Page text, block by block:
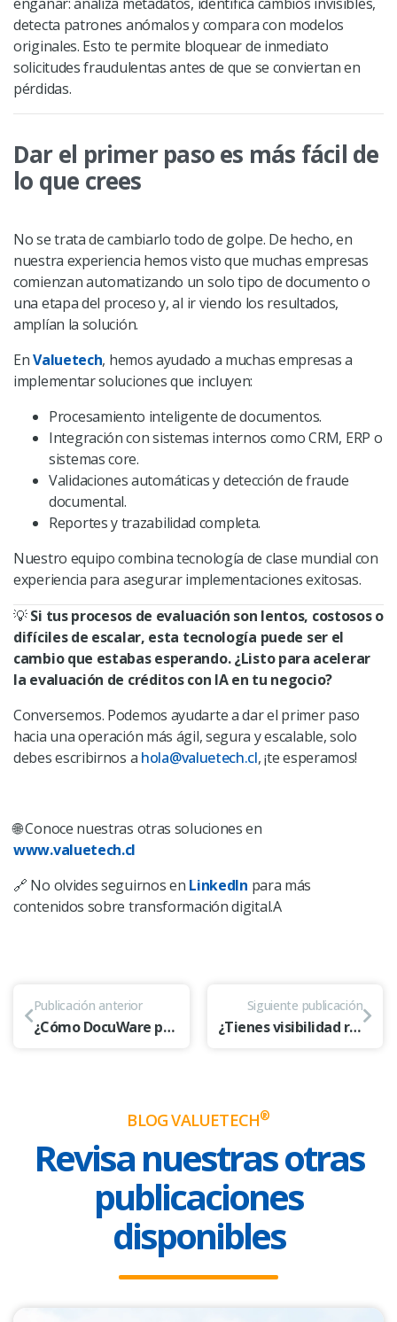
detecta patrones anómalos y compara con modelos
originales. Esto te permite bloquear de inmediato
solicitudes fraudulentas antes de que se conviertan en
pérdidas.
Dar el primer paso es más fácil de
lo que crees
No se trata de cambiarlo todo de golpe. De hecho, en
nuestra experiencia hemos visto que muchas empresas
comienzan automatizando un solo tipo de documento o
una etapa del proceso y, al ir viendo los resultados,
amplían la solución.
EnValuetech, hemos ayudado a muchas empresas a
implementar soluciones que incluyen:
Procesamiento inteligente de documentos.
Integración con sistemas internos como CRM, ERP o
sistemas core.
Validaciones automáticas y detección de fraude
documental.
Reportes y trazabilidad completa.
Nuestro equipo combina tecnología de clase mundial con
experiencia para asegurar implementaciones exitosas.
💡Si tus procesos de evaluación son lentos, costosos o
difíciles de escalar, esta tecnología puede ser el
cambio que estabas esperando.¿Listo para acelerar
la evaluación de créditos con IA en tu negocio?
Conversemos. Podemos ayudarte a dar el primer paso
hacia una operación más ágil, segura y escalable,solo
debes escribirnos a hola@valuetech.cl, ¡te esperamos!
🌐 Conoce nuestras otras soluciones en
www.valuetech.cl
🔗 No olvides seguirnos en LinkedIn para más
contenidos sobre transformación digital.A
Publicación anterior
¿Cómo DocuWare puede ayudarte a cumplir con la Ley de Protección de Datos Personales en Chile?
Siguiente publicación
¿Tienes visibilidad real de tu infraestructura? Cómo Splunk redefine la seguridad y la operación TI
BLOG VALUETECH®
Revisa nuestras otras
publicaciones
disponibles